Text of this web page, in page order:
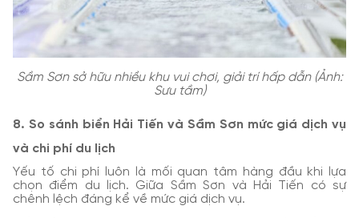
Sầm Sơn sở hữu nhiều khu vui chơi, giải trí hấp dẫn (Ảnh:
Sưu tầm)
8. So sánh biển Hải Tiến và Sầm Sơn mức giá dịch vụ
và chi phí du lịch
Yếu tố chi phí luôn là mối quan tâm hàng đầu khi lựa
chọn điểm du lịch. Giữa Sầm Sơn và Hải Tiến có sự
chênh lệch đáng kể về mức giá dịch vụ.